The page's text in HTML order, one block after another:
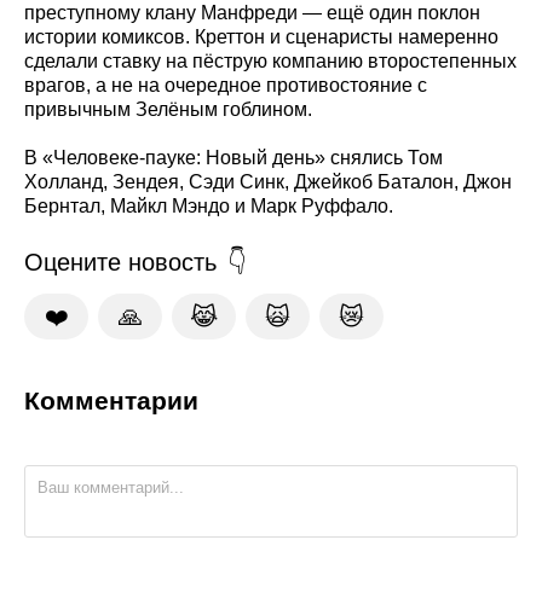
преступному клану Манфреди — ещё один поклон
истории комиксов. Креттон и сценаристы намеренно
сделали ставку на пёструю компанию второстепенных
врагов, а не на очередное противостояние с
привычным Зелёным гоблином.
В «Человеке-пауке: Новый день» снялись Том
Холланд, Зендея, Сэди Синк, Джейкоб Баталон, Джон
Бернтал, Майкл Мэндо и Марк Руффало.
Оцените новость
❤️ 🙏 😹 🙀 😿
Комментарии